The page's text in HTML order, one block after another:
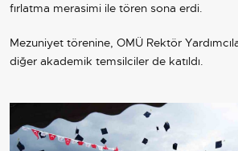
fırlatma merasimi ile tören sona erdi.
Mezuniyet törenine, OMÜ Rektör
diğer akademik temsilciler de katıldı.